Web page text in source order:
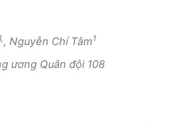
, Nguyễn Chí Tâm1
ương Quân đội 108